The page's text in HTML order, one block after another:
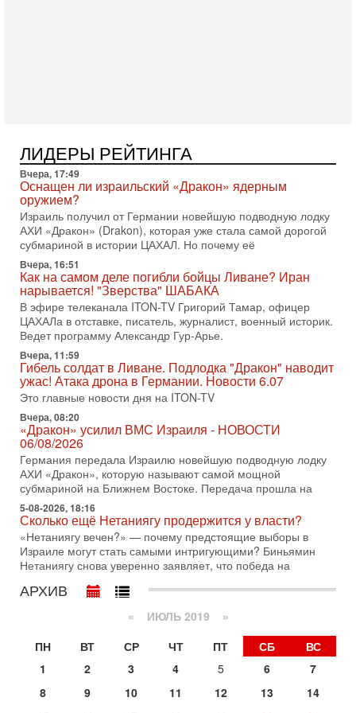
Тайны закрытых дверей: о чём на самом деле
молчат Трамп и Нетаньяху?
Недавний визит премьер-министра Израиля Биньямина
Нетаньяху в США и его встреча с Дональдом Трампом
оставили больше вопросов, чем ответов. Полная
31-07-2026, 15:18
Иран готовит покушение на Нетаниягу! Трамп не
хочет эскалации, но КСИР готовит взрыв!
В эфире телеканала ITON-TV СЕРГЕЙ МИГДАЛЬ, эксперт
по вопросам безопасности, офицер запаса
Международного управления полиции Израиля, автор
31-07-2026, 09:02
Битва за разоружение ХАМАСа - НОВОСТИ
31/07/2026
Сегодня президент США Дональд Трамп заявил о
достижении исторического соглашения о полном
разоружении ХАМАСа и других вооруженных группировок в
30-07-2026, 17:59
Иран доведет Трампа до крайних мер? Разбор и
оценка от военного обозревателя Давида Шарпа
Ситуация вокруг противостояния Ирана и США накаляется
с каждым днем. Почему Трамп в самый последний момент
отменил решение о нанесении тяжелых ударов
30-07-2026, 16:54
Покупатель авиакомпании «Аркия» намерен
запретить полеты по субботам!
Вокруг возможной продажи авиакомпании «Аркия»
разгорается громкий конфликт.
30-07-2026, 08:16
Трамп готовит удар по Ирану - НОВОСТИ 30/07/2026
Президент США Дональд Трамп сегодня рассматривает
возможность масштабной военной операции против Ирана
после ракетной атаки на американскую базу в
29-07-2026, 18:28
Израиль меняет курс
ЛИДЕРЫ РЕЙТИНГА
Вчера, 17:49
Оснащен ли израильский «Дракон» ядерным
оружием?
Израиль получил от Германии новейшую подводную лодку
АХИ «Дракон» (Drakon), которая уже стала самой дорогой
субмариной в истории ЦАХАЛ. Но почему её
Вчера, 16:51
Как на самом деле погибли бойцы Ливане? Иран
нарывается! "Зверства" ШАБАКА
В эфире телеканала ITON-TV Григорий Тамар, офицер
ЦАХАЛа в отставке, писатель, журналист, военный историк.
Ведет программу Александр Гур-Арье.
Вчера, 11:59
Гибель солдат в Ливане. Подлодка "Дракон" наводит
ужас! Атака дрона в Германии. Новости 6.07
Это главные новости дня на ITON-TV
Вчера, 08:20
«Дракон» усилил ВМС Израиля - НОВОСТИ
06/08/2026
Германия передала Израилю новейшую подводную лодку
АХИ «Дракон», которую называют самой мощной
субмариной на Ближнем Востоке. Передача прошла на
5-08-2026, 18:16
Сколько ещё Нетаниягу продержится у власти?
«Нетаниягу вечен?» — почему предстоящие выборы в
Израиле могут стать самыми интригующими? Биньямин
Нетаниягу снова уверенно заявляет, что победа на
АРХИВ
« ИЮЛЬ 2019 »
ПН
ВТ СР ЧТ ПТ СБ
ВС
1
2 3 4 5 6
7
8
9 10 11 12 13
14